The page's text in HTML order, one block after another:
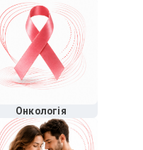
Онкологія